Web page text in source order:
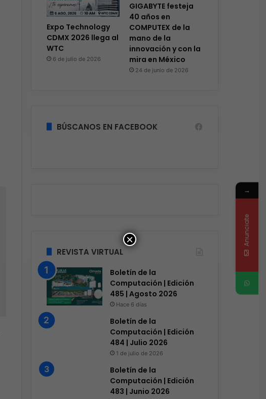
Expo Technology
CDMX 2026 llega al
WTC
6 de julio de 2026
GIGABYTE festeja
40 años en
COMPUTEX de la
mano de la
innovación y con la
mira en México
24 de junio de 2026
BÚSCANOS EN FACEBOOK
REVISTA VIRTUAL
Boletín de la
Computación | Edición
485 | Agosto 2026
Hace 6 días
Boletín de la
Computación | Edición
484 | Julio 2026
1 de julio de 2026
Boletín de la
Computación | Edición
483 | Junio 2026
×
→
Anunciate